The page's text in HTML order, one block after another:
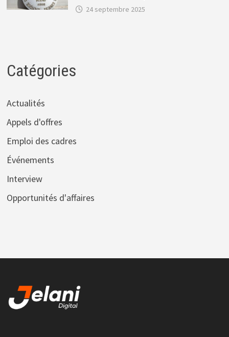
24 septembre 2025
Catégories
Actualités
Appels d'offres
Emploi des cadres
Événements
Interview
Opportunités d'affaires